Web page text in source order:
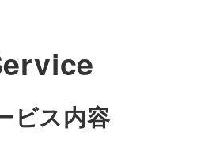
ビス内容